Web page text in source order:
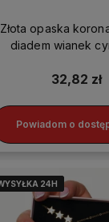
Złota opaska
diadem wianek
32,82 zł
Powiadom o
24H
24H
24H
24H